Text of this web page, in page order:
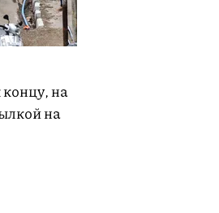
концу, на
на